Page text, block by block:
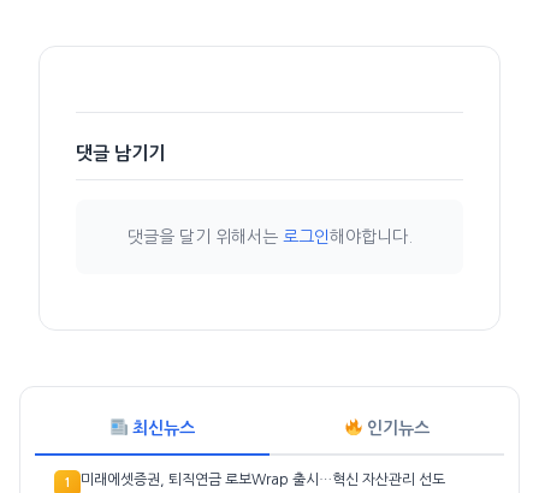
댓글 남기기
댓글을 달기 위해서는 로그인해야합니다.
최신뉴스 인기뉴스
1 미래에셋증권, 퇴직연금 로보Wrap 출시…혁신 자산관리 선도